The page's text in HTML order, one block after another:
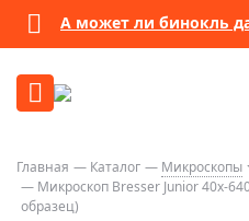
А может ли бинокль
Главная Каталог
Микроскопы
Микроскоп Bresser Junior 40x-
образец)